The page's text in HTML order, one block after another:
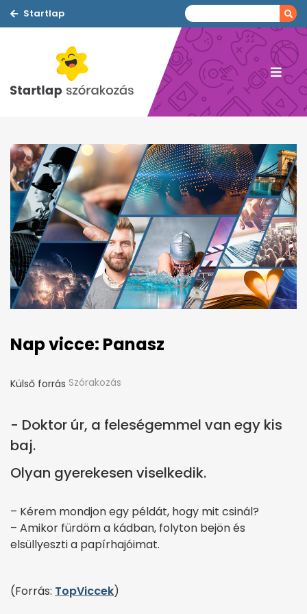
Startlap
Nap vicce: Panasz
Külső forrás Szórakozás
- Doktor úr, a feleségemmel van egy kis
baj.
Olyan gyerekesen viselkedik.
– Kérem mondjon egy példát, hogy mit csinál?
– Amikor fürdöm a kádban, folyton bejön és
elsüllyeszti a papírhajóimat.
(Forrás: TopViccek)